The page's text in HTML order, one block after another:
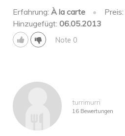
Erfahrung:À la carte • Preis:
Hinzugefügt:06.05.2013
Note 0
turrimurri
16 Bewertungen